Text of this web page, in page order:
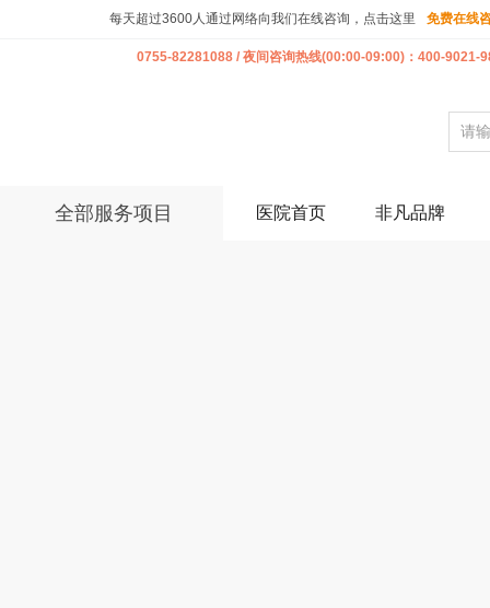
每天超过3600人通过网络向我们在线咨询，点击这里 免费在线
0755-82281088 / 夜间咨询热线(00:00-09:00)：400-9021-
全部服务项目 医院首页 非凡品牌